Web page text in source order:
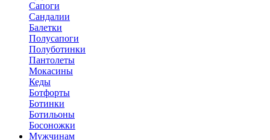
Сапоги
Сандалии
Балетки
Полусапоги
Полуботинки
Пантолеты
Мокасины
Кеды
Ботфорты
Ботинки
Ботильоны
Босоножки
Мужчинам